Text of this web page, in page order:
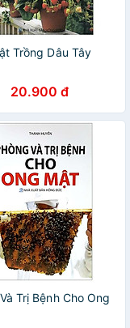
Trồng Dâu Tây
20.900 đ
Trị Bệnh Cho Ong